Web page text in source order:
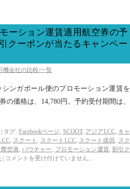
ーション運賃適用航空券の予
クーポンが当たるキャンペー
機会社の比較/一覧
ンガポール便のプロモーション運賃を
価格は、14,780円。予約受付期間は、
タグ: Facebookページ , SCOOT, アジアLCC, キャ
, スクート , スクートLCC, スクート成田 , スク
空港,バウチャー , プロモーション運賃, 割引ク
コメントを受け付けていません。